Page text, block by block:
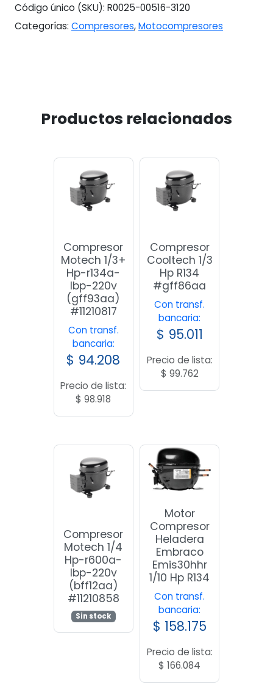
Código único (SKU): R0025-00516-3120
Categorías: Compresores,Motocompresores
Productos relacionados
Compresor
Motech 1/3+
Hp-r134a-
lbp-220v
(gff93aa)
#11210817
Con transf.
bancaria:
$ 94.208
Precio de lista:
$ 98.918
Compresor
Cooltech 1/3
Hp R134
#gff86aa
Con transf.
bancaria:
$ 95.011
Precio de lista:
$ 99.762
Compresor
Motech 1/4
Hp-r600a-
lbp-220v
(bff12aa)
#11210858
Sin stock
Motor
Compresor
Heladera
Embraco
Emis30hhr
1/10 Hp R134
Con transf.
bancaria:
$ 158.175
Precio de lista:
$ 166.084